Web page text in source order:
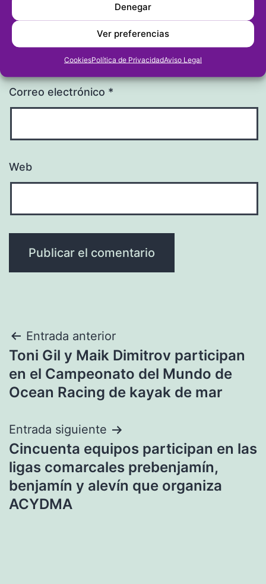
Denegar
Ver preferencias
CookiesPolítica de PrivacidadAviso Legal
Nombre*
Correo electrónico *
Web
Navegación
de
entradas
Entrada anterior
Toni Gil y Maik Dimitrov participan
en el Campeonato del Mundo de
Ocean Racing de kayak de mar
Entrada siguiente
Cincuenta equipos participan en las
ligas comarcales prebenjamín,
benjamín y alevín que organiza
ACYDMA